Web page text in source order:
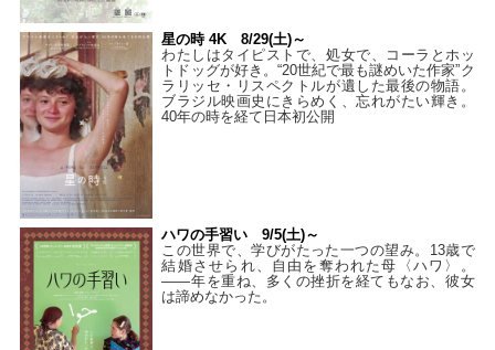
星の時 4K 8/29(土)～
わたしはタイピストで、処⼥で、コーラとホッ
トドッグが好き。“20世紀で最も謎めいた作家”ク
ラリッセ・リスペクトルが遺した最後の物語。
ブラジル映画史にきらめく、忘れがたい輝き。
40年の時を経て⽇本初公開
ハワの手習い 9/5(土)～
この世界で、学びがたった一つの望み。13歳で
結婚させられ、自由を奪われた母〈ハワ〉。
——年を重ね、多くの挫折を経てもなお、彼女
は諦めなかった。